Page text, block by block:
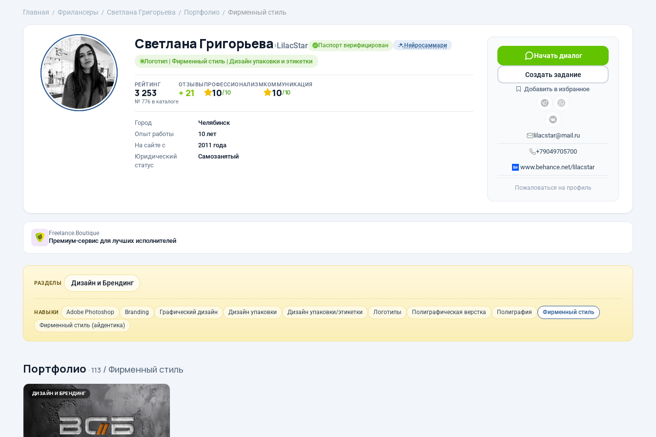
Главная Фрилансеры Светлана Григорьева Портфолио Фирменный стиль
Светлана Григорьева›LilacStar Паспорт верифицирован Нейросаммари
Логотип | Фирменный стиль | Дизайн упаковки и этикетки
РЕЙТИНГ
3 253
№ 776 в каталоге
ОТЗЫВЫ
21
ПРОФЕССИОНАЛИЗМ
10/10
КОММУНИКАЦИЯ
10/10
Город
Челябинск
Опыт работы
10 лет
На сайте с
2011 года
Юридический
статус
Самозанятый
+79049705700
Начать диалог
lilacstar@mail.ru
www.behance.net/lilacstar
Создать задание
Добавить в избранное
Пожаловаться на профиль
Freelance.Boutique
Премиум-сервис для лучших исполнителей
РАЗДЕЛЫ Дизайн и Брендинг
НАВЫКИ Adobe Photoshop Branding Графический дизайн Дизайн упаковки Дизайн упаковки/этикетки Логотипы Полиграфическая верстка Полиграфия
Фирменный стиль
Фирменный стиль (айдентика)
Портфолио · 113 / Фирменный стиль
ДИЗАЙН И БРЕНДИНГ